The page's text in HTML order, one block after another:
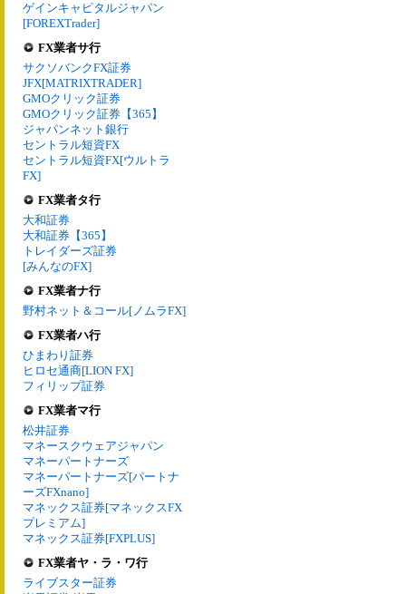
ゲインキャピタルジャパン
[FOREXTrader]
FX業者サ行
サクソバンクFX証券
JFX[MATRIXTRADER]
GMOクリック証券
GMOクリック証券【365】
ジャパンネット銀行
セントラル短資FX
セントラル短資FX[ウルトラ
FX]
FX業者タ行
大和証券
大和証券【365】
トレイダーズ証券
[みんなのFX]
FX業者ナ行
野村ネット＆コール[ノムラFX]
FX業者ハ行
ひまわり証券
ヒロセ通商[LION FX]
フィリップ証券
FX業者マ行
松井証券
マネースクウェアジャパン
マネーパートナーズ
マネーパートナーズ[パートナ
ーズFXnano]
マネックス証券[マネックスFX
プレミアム]
マネックス証券[FXPLUS]
FX業者ヤ・ラ・ワ行
ライブスター証券